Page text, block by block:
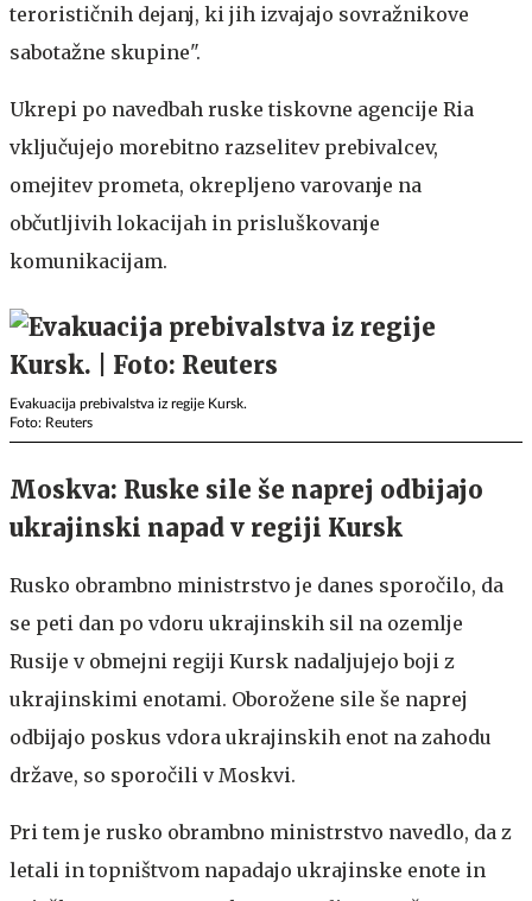
terorističnih dejanj, ki jih izvajajo sovražnikove
sabotažne skupine".
Ukrepi po navedbah ruske tiskovne agencije Ria
vključujejo morebitno razselitev prebivalcev,
omejitev prometa, okrepljeno varovanje na
občutljivih lokacijah in prisluškovanje
komunikacijam.
Evakuacija prebivalstva iz regije Kursk.
Foto: Reuters
Moskva: Ruske sile še naprej odbijajo
ukrajinski napad v regiji Kursk
Rusko obrambno ministrstvo je danes sporočilo, da
se peti dan po vdoru ukrajinskih sil na ozemlje
Rusije v obmejni regiji Kursk nadaljujejo boji z
ukrajinskimi enotami. Oborožene sile še naprej
odbijajo poskus vdora ukrajinskih enot na zahodu
države, so sporočili v Moskvi.
Pri tem je rusko obrambno ministrstvo navedlo, da z
letali in topništvom napadajo ukrajinske enote in